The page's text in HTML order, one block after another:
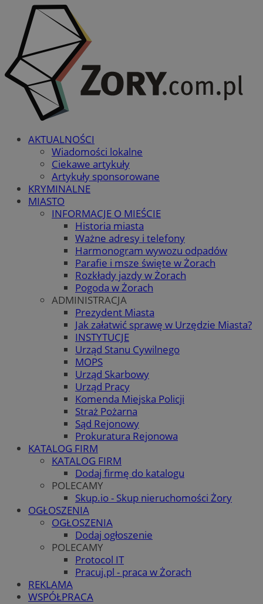
AKTUALNOŚCI
Wiadomości lokalne
Ciekawe artykuły
Artykuły sponsorowane
KRYMINALNE
MIASTO
INFORMACJE O MIEŚCIE
Historia miasta
Ważne adresy i telefony
Harmonogram wywozu odpadów
Parafie i msze święte w Żorach
Rozkłady jazdy w Żorach
Pogoda w Żorach
ADMINISTRACJA
Prezydent Miasta
Jak załatwić sprawę w Urzędzie Miasta?
INSTYTUCJE
Urząd Stanu Cywilnego
MOPS
Urząd Skarbowy
Urząd Pracy
Komenda Miejska Policji
Straż Pożarna
Sąd Rejonowy
Prokuratura Rejonowa
KATALOG FIRM
KATALOG FIRM
Dodaj firmę do katalogu
POLECAMY
Skup.io - Skup nieruchomości Żory
OGŁOSZENIA
OGŁOSZENIA
Dodaj ogłoszenie
POLECAMY
Protocol IT
Pracuj.pl - praca w Żorach
REKLAMA
WSPÓŁPRACA